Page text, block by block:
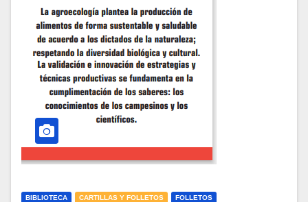
BIBLIOTECA CARTILLAS Y FOLLETOS FOLLETOS